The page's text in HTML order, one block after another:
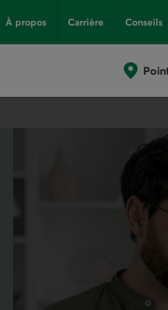
À propos Carrière Conseils